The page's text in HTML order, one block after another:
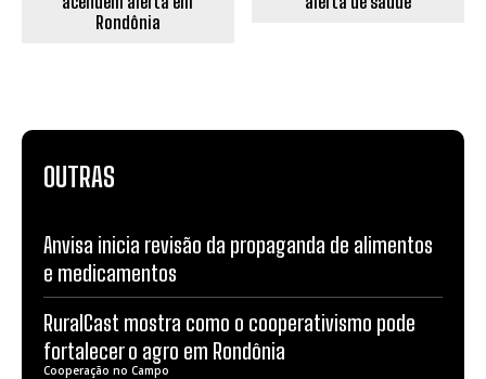
Rondônia
OUTRAS
Anvisa inicia revisão da propaganda de alimentos
e medicamentos
RuralCast mostra como o cooperativismo pode
fortalecer o agro em Rondônia
Cooperação no Campo